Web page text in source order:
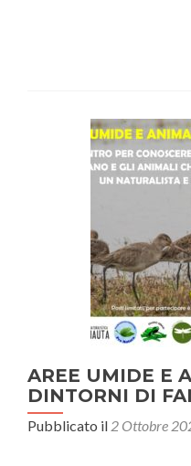
AREE UMIDE E
DINTORNI DI
Pubblicato il 2 Ottobre